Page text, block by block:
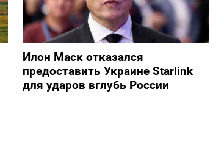
Илон Маск отказался
предоставить Украине Starlink
для ударов вглубь России